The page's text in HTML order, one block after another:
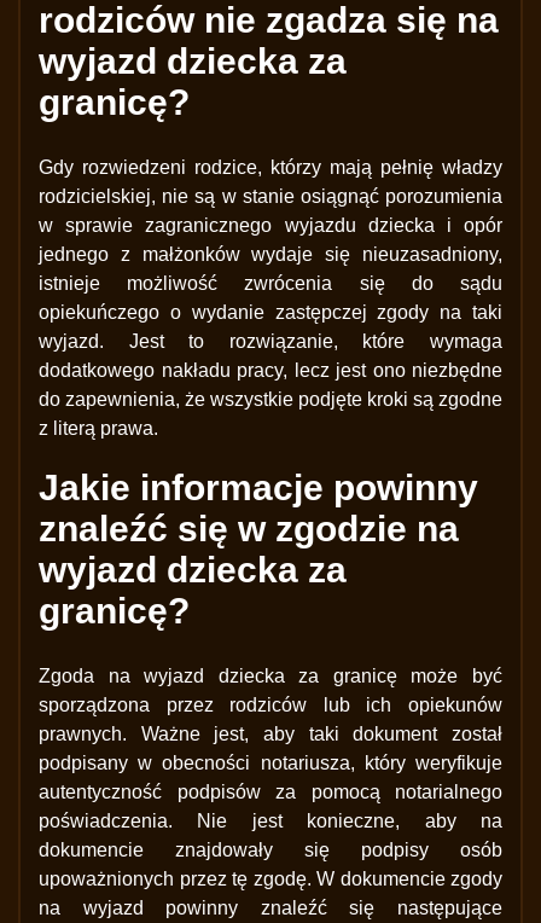
rodziców nie zgadza się na
wyjazd dziecka za
granicę?
Gdy rozwiedzeni rodzice, którzy mają pełnię władzy
rodzicielskiej, nie są w stanie osiągnąć porozumienia
w sprawie zagranicznego wyjazdu dziecka i opór
jednego z małżonków wydaje się nieuzasadniony,
istnieje możliwość zwrócenia się do sądu
opiekuńczego o wydanie zastępczej zgody na taki
wyjazd. Jest to rozwiązanie, które wymaga
dodatkowego nakładu pracy, lecz jest ono niezbędne
do zapewnienia, że wszystkie podjęte kroki są zgodne
z literą prawa.
Jakie informacje powinny
znaleźć się w zgodzie na
wyjazd dziecka za
granicę?
Zgoda na wyjazd dziecka za granicę może być
sporządzona przez rodziców lub ich opiekunów
prawnych. Ważne jest, aby taki dokument został
podpisany w obecności notariusza, który weryfikuje
autentyczność podpisów za pomocą notarialnego
poświadczenia. Nie jest konieczne, aby na
dokumencie znajdowały się podpisy osób
upoważnionych przez tę zgodę. W dokumencie zgody
na wyjazd powinny znaleźć się następujące